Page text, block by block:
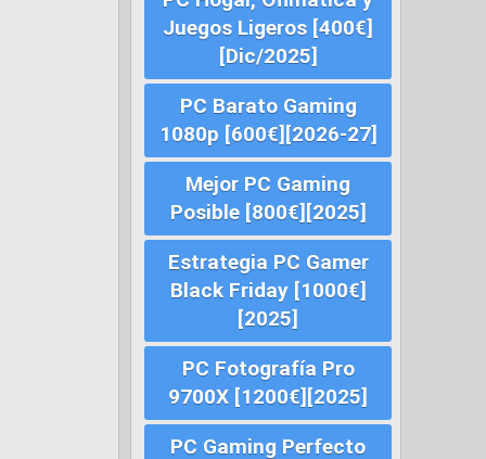
Juegos Ligeros [400€]
[Dic/2025]
PC Barato Gaming
1080p [600€][2026-27]
Mejor PC Gaming
Posible [800€][2025]
Estrategia PC Gamer
Black Friday [1000€]
[2025]
PC Fotografía Pro
9700X [1200€][2025]
PC Gaming Perfecto